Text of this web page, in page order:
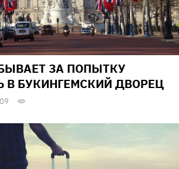
ЗА ПОПЫТКУ
В БУКИНГЕМСКИЙ ДВОРЕЦ